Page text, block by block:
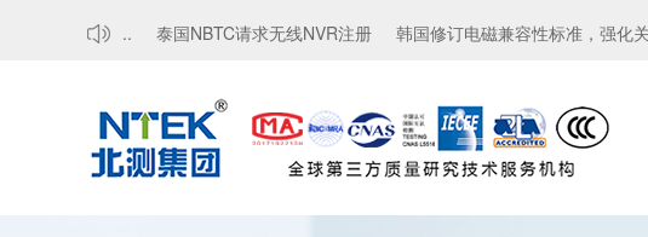
求，豁免... 泰国NBTC请求无线NVR注册 韩国修订电磁兼容性标准，强化关...